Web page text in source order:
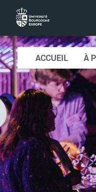
Main menu
Skip to content
ACCUEIL À